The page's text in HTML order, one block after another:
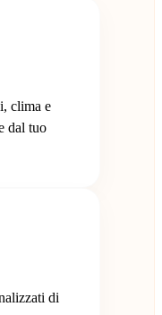
clima e
dal tuo
di